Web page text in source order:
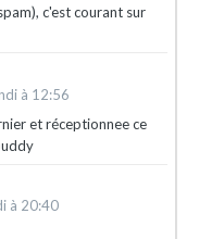
c'est courant sur
à 12:56
et réceptionnee ce
à 20:40